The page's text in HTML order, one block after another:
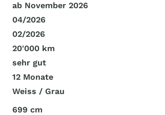
ab November 2026
04/2026
02/2026
20'000 km
sehr gut
12 Monate
Weiss / Grau
699 cm